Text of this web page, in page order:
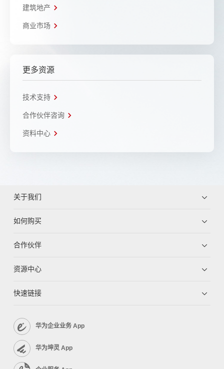
建筑地产
商业市场
更多资源
技术支持
合作伙伴咨询
资料中心
关于我们
如何购买
合作伙伴
资源中心
快速链接
华为企业业务 App
华为坤灵 App